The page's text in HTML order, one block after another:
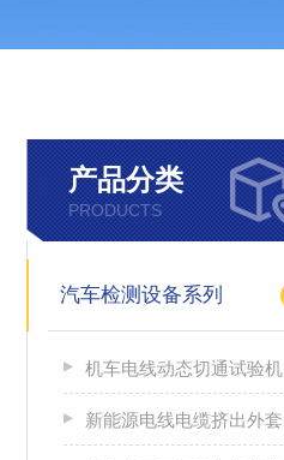
产品分类
PRODUCTS
汽车检测设备系列
机车电线动态切通试验机
新能源电线电缆挤出外套刮磨试验仪